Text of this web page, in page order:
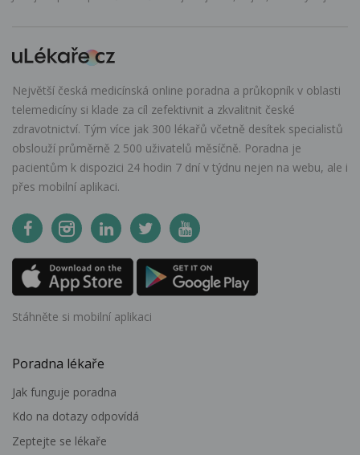
Největší česká medicínská online poradna a průkopník v oblasti
telemedicíny si klade za cíl zefektivnit a zkvalitnit české
zdravotnictví. Tým více jak 300 lékařů včetně desítek specialistů
obslouží průměrně 2 500 uživatelů měsíčně. Poradna je
pacientům k dispozici 24 hodin 7 dní v týdnu nejen na webu, ale i
přes mobilní aplikaci.
Stáhněte si mobilní aplikaci
Poradna lékaře
Jak funguje poradna
Kdo na dotazy odpovídá
Zeptejte se lékaře